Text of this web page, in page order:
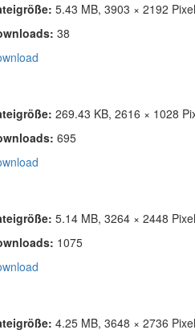
5.43 MB, 3903 × 2192 Pixel
38
269.43 KB, 2616 × 1028
695
5.14 MB, 3264 × 2448 Pixel
1075
4.25 MB, 3648 × 2736 Pixel